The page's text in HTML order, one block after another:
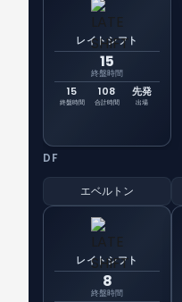
レイトシフト
15
終盤時間
15
終盤時間
108
合計時間
先発
出場
DF
エベルトン
レイトシフト
8
終盤時間